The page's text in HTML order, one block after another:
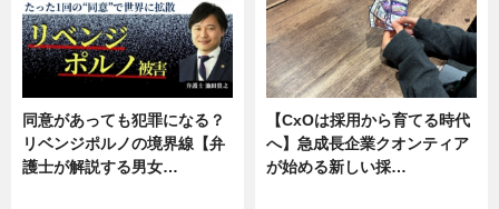
同意があっても犯罪になる？
リベンジポルノの境界線【弁
護士が解説する男女…
【CxOは採用から育てる時代
へ】急成長企業クオンティア
が始める新しい採…